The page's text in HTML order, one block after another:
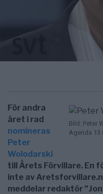
Bild: Peter
Agenda 13
För andra
året i rad
nomineras
Peter
Wolodarski
till Årets Förvillare. En
inte av
meddelar redaktör